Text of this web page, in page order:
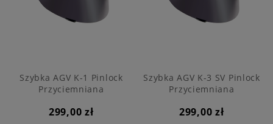
Szybka AGV K-1 Pinlock
Przyciemniana
299,00 zł
Szybka AGV K-3 SV Pinlock
Przyciemniana
299,00 zł